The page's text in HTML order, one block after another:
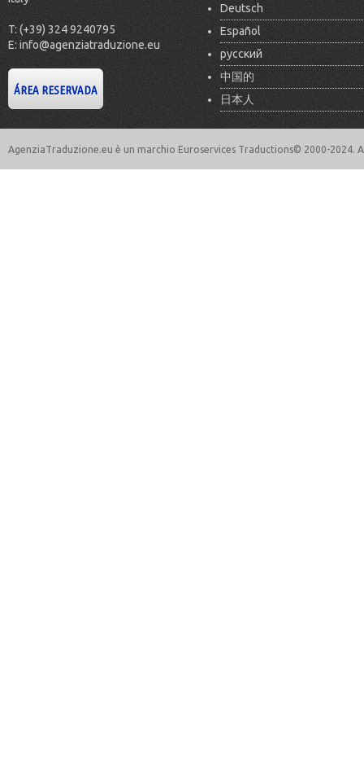
T: (+39) 324 9240795
E: info@agenziatraduzione.eu
Deutsch
Español
русский
中国的
日本人
AgenziaTraduzione.eu è un marchio Euroservices Traductions© 2000-2024.